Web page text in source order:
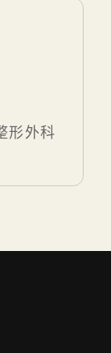
形外科